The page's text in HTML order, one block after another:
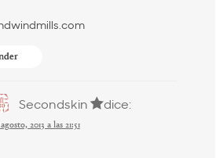
Secondskin dice:
2013 a las 21:51